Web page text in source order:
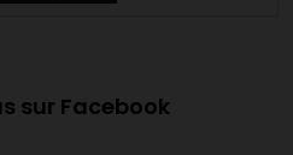
sur Facebook